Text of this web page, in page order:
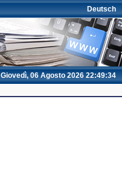
Deutsch
Giovedì, 06 Agosto 2026 22:49:34